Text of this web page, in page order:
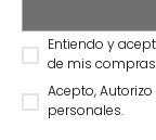
Entiendo y
de mis compras
Acepto,
personales.